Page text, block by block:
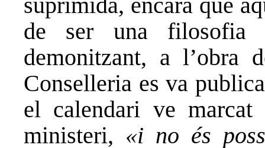
de ser una filosofia
demonitzant, a
Conselleria es va
el calendari ve
ministeri, «i no és